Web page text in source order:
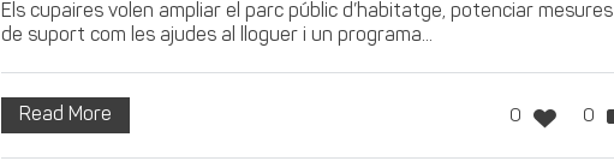
Els cupaires volen ampliar el parc públic d’habitatge, potenciar mesures
de suport com les ajudes al lloguer i un programa...
0 0
Read More